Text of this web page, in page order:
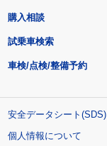
購入相談
試乗車検索
車検/点検/整備予約
安全データシート(SDS)
個人情報について